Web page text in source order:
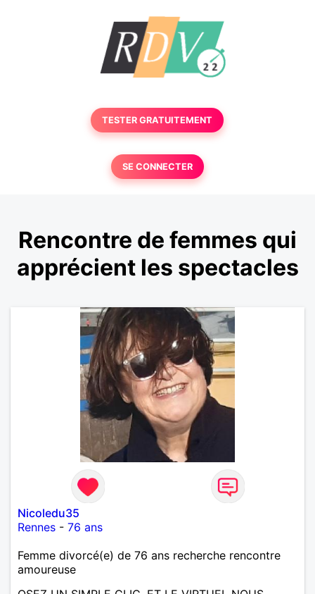
TESTER GRATUITEMENT
SE CONNECTER
Rencontre de femmes qui
apprécient les spectacles
Nicoledu35
Rennes - 76 ans
Femme divorcé(e) de 76 ans recherche rencontre
amoureuse